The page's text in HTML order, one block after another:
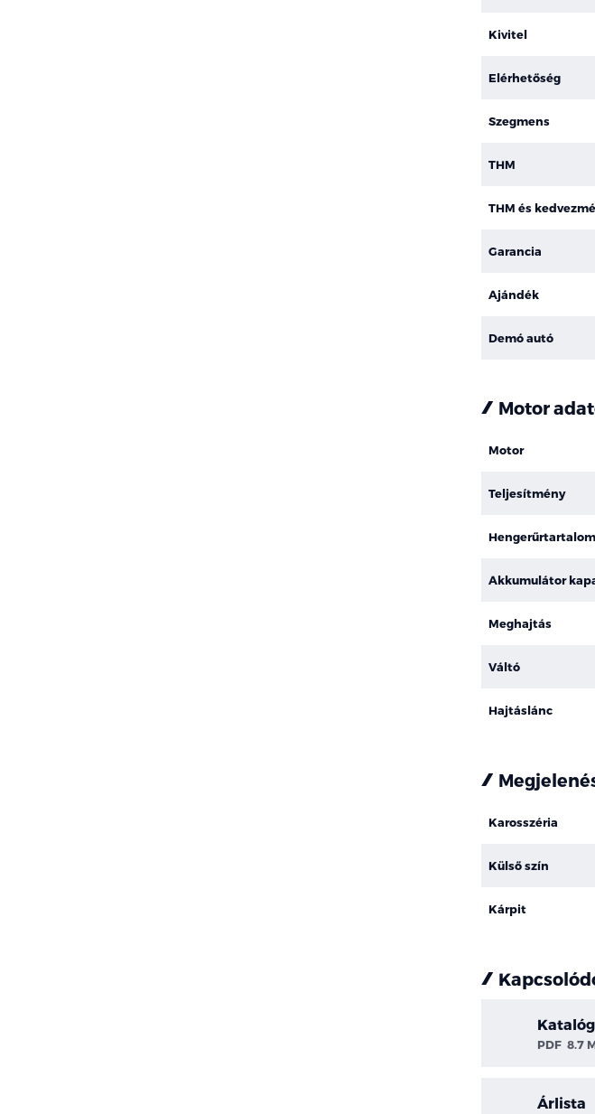
Kivitel
Elérhetőség
Szegmens
THM
THM és
Garancia
Ajándék
Demó autó
Motor
Motor
Teljesítmény
Hengerűrtartalom
Akkumulátor
Meghajtás
Váltó
Hajtáslánc
Karosszéria
Külső szín
Kárpit
PDF 8.7
Árlista